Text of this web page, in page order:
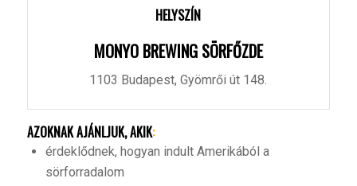
HELYSZÍN
MONYO BREWING SÖRFŐZDE
1103 Budapest, Gyömrői út 148.
AZOKNAK AJÁNLJUK, AKIK:
érdeklődnek, hogyan indult Amerikából a
sörforradalom